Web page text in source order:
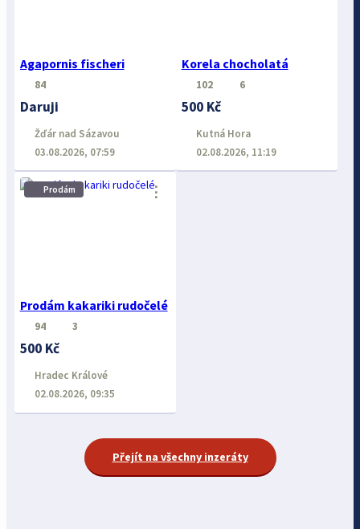
Agapornis fischeri
84
Daruji
Žďár nad Sázavou
03.08.2026, 07:59
Korela chocholatá
102 6
500 Kč
Kutná Hora
02.08.2026, 11:19
Prodám
Prodám kakariki rudočelé
⋮
94 3
500 Kč
Hradec Králové
02.08.2026, 09:35
Přejít na všechny inzeráty